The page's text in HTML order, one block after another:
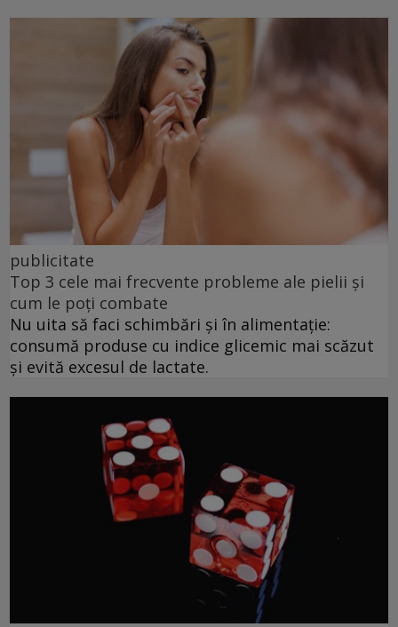
publicitate
Top 3 cele mai frecvente probleme ale pielii și
cum le poți combate
Nu uita să faci schimbări și în alimentație:
consumă produse cu indice glicemic mai scăzut
și evită excesul de lactate.